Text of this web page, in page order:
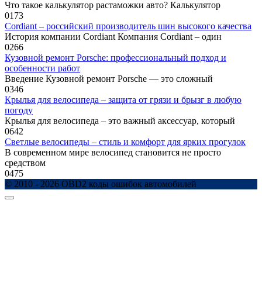
Что такое калькулятор растаможки авто? Калькулятор
0173
Cordiant – российский производитель шин высокого качества
История компании Cordiant Компания Cordiant – один
0266
Кузовной ремонт Porsche: профессиональный подход и
особенности работ
Введение Кузовной ремонт Porsche — это сложный
0346
Крылья для велосипеда – защита от грязи и брызг в любую
погоду
Крылья для велосипеда – это важный аксессуар, который
0642
Светлые велосипеды – стиль и комфорт для ярких прогулок
В современном мире велосипед становится не просто
средством
0475
© 2010 - 2026 OBD2 коды ошибок автомобилей